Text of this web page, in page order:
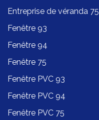
Entreprise de véranda 75
Fenêtre 93
Fenêtre 94
Fenêtre 75
Fenêtre PVC 93
Fenêtre PVC 94
Fenêtre PVC 75